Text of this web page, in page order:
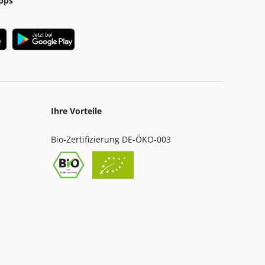
Ihre Vorteile
Bio-Zertifizierung DE-ÖKO-003